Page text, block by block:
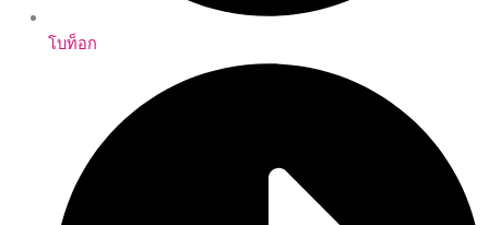
โบท็อก